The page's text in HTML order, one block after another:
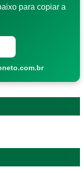
para copiar a